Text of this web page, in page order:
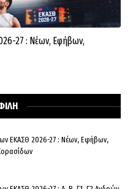
27 : Νέων, Εφήβων,
ΕΚΑΣΘ 2026-27 : Νέων, Εφήβων,